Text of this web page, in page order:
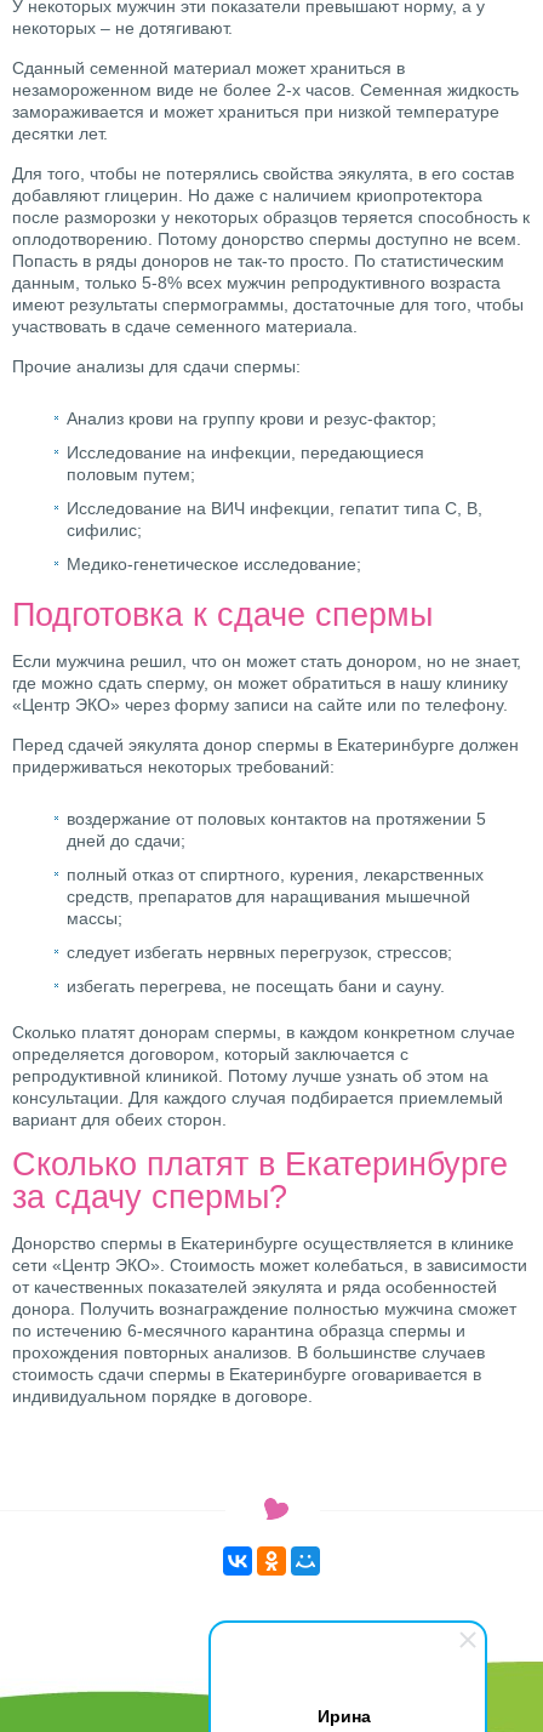
Ирина
У некоторых мужчин эти показатели превышают норму, а у
некоторых – не дотягивают.
Сданный семенной материал может храниться в
незамороженном виде не более 2-х часов. Семенная жидкость
замораживается и может храниться при низкой температуре
десятки лет.
Для того, чтобы не потерялись свойства эякулята, в его состав
добавляют глицерин. Но даже с наличием криопротектора
после разморозки у некоторых образцов теряется способность к
оплодотворению. Потому донорство спермы доступно не всем.
Попасть в ряды доноров не так-то просто. По статистическим
данным, только 5-8% всех мужчин репродуктивного возраста
имеют результаты спермограммы, достаточные для того, чтобы
участвовать в сдаче семенного материала.
Прочие анализы для сдачи спермы:
Анализ крови на группу крови и резус-фактор;
Исследование на инфекции, передающиеся
половым путем;
Исследование на ВИЧ инфекции, гепатит типа С, В,
сифилис;
Медико-генетическое исследование;
Подготовка к сдаче спермы
Если мужчина решил, что он может стать донором, но не знает,
где можно сдать сперму, он может обратиться в нашу клинику
«Центр ЭКО» через форму записи на сайте или по телефону.
Перед сдачей эякулята донор спермы в Екатеринбурге должен
придерживаться некоторых требований:
воздержание от половых контактов на протяжении 5
дней до сдачи;
полный отказ от спиртного, курения, лекарственных
средств, препаратов для наращивания мышечной
массы;
следует избегать нервных перегрузок, стрессов;
избегать перегрева, не посещать бани и сауну.
Сколько платят донорам спермы, в каждом конкретном случае
определяется договором, который заключается с
репродуктивной клиникой. Потому лучше узнать об этом на
консультации. Для каждого случая подбирается приемлемый
вариант для обеих сторон.
Сколько платят в Екатеринбурге
за сдачу спермы?
Донорство спермы в Екатеринбурге осуществляется в клинике
сети «Центр ЭКО». Стоимость может колебаться, в зависимости
от качественных показателей эякулята и ряда особенностей
донора. Получить вознаграждение полностью мужчина сможет
по истечению 6-месячного карантина образца спермы и
прохождения повторных анализов. В большинстве случаев
стоимость сдачи спермы в Екатеринбурге оговаривается в
индивидуальном порядке в договоре.